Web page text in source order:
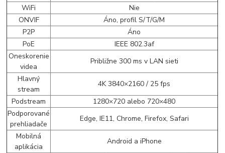
WiFi
Nie
ONVIF
Áno, profil S/T/G/M
P2P
Áno
PoE
IEEE 802.3af
Oneskorenie
videa
Približne 300 ms v LAN sieti
Hlavný
stream
4K 3840×2160 / 25 fps
Podstream
1280×720 alebo 720×480
Podporované
prehliadače
Edge, IE11, Chrome, Firefox, Safari
Mobilná
aplikácia
Android a iPhone